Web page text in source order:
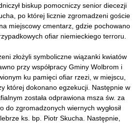
biskup pomocniczy senior diecezji
po której licznie zgromadzeni goście
miejscowy cmentarz, gdzie pochowano
ofiar niemieckiego terroru.
złożyli symboliczne wiązanki kwiatów
przy współpracy Gminy Wolbrom i
ku pamięci ofiar rzezi, w miejscu,
której dokonano egzekucji. Następnie w
została odprawiona msza św. za
do zgromadzonych wiernych wygłosił
ks. bp. Piotr Skucha. Następnie,